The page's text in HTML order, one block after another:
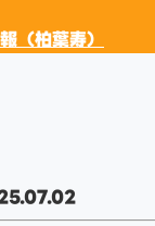
（柏葉寿）